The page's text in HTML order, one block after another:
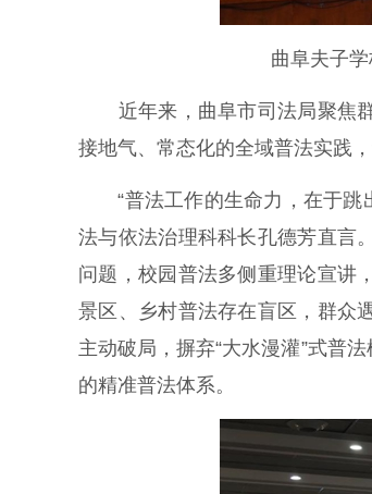
曲阜夫子
近年来，曲阜市司法局聚焦群
接地气、常态化的全域普法实践
“普法工作的生命力，在于跳出
法与依法治理科科长孔德芳直言
问题，校园普法多侧重理论宣讲
景区、乡村普法存在盲区，群众
主动破局，摒弃“大水漫灌”式普
的精准普法体系。